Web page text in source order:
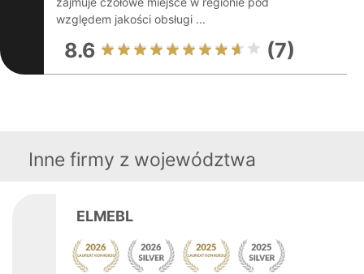
względem jakości obsługi ...
8.6 (7)
Inne firmy z województwa
ELMEBL